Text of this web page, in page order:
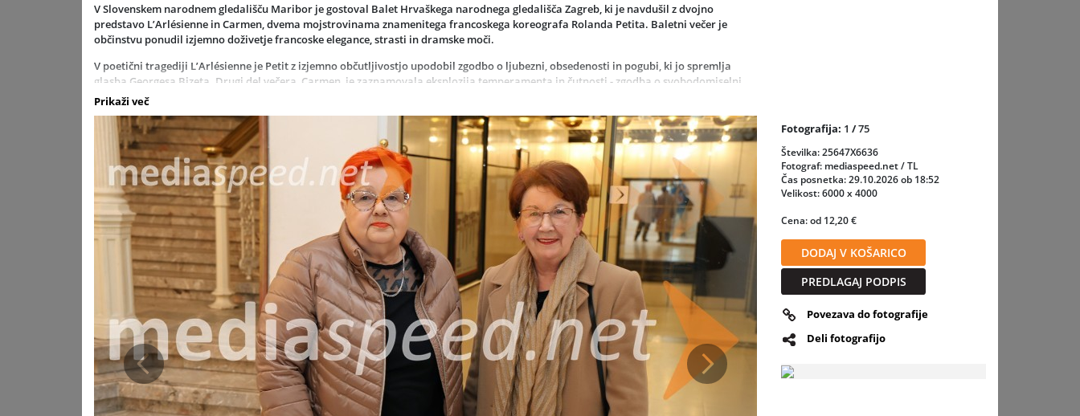
V Slovenskem narodnem gledališču Maribor je gostoval Balet Hrvaškega narodnega gledališča Zagreb, ki je navdušil z dvojno
predstavo L’Arlésienne inCarmen, dvema mojstrovinama znamenitega francoskega koreografa Rolanda Petita. Baletni večer je
občinstvu ponudil izjemno doživetje francoske elegance, strasti in dramske moči.
V poetični tragediji L’Arlésienne je Petit z izjemno občutljivostjo upodobil zgodbo o ljubezni, obsedenosti in pogubi, ki jo spremlja
glasba Georgesa Bizeta . Drugi del večera, Carmen , je zaznamovala eksplozija temperamenta in čutnosti - zgodba o svobodomiselni
ženski, ki s svojo močjo in strastjo pretrese svet okoli sebe, je na odru zaživela v polni intenzivnosti.
Obe predstavi je za zagrebški balet prenesel
, dolgoletni sodelavec Rolanda Petita, ki je zvesto ohranil izvirno
koreografsko in vizualno zasnovo. V glavnih vlogah so blesteliIva Vitić Gameiro, Rieka Suzuki, Guilherme Gameiro Alves, Takuya
Sumitomoin drugi vrhunski plesalci.
GostovanjeBaleta HNK Zagrebv Mariboru je bilo pravi poklonPetitovi zapuščini.Ja,umetnost baleta še vedno presega čas, meje in
jezike.
Prikaži več
Prejšnja Naslednja
Fotografija: 1 /75
Številka: 25647X6636
Fotograf: mediaspeed.net / TL
Čas posnetka: 29.10.2026 ob 18:52
Velikost: 6000 x 4000
Cena: od 12,20 €
DODAJ V KOŠARICO
PREDLAGAJ PODPIS
Povezava do fotografije
Deli fotografijo